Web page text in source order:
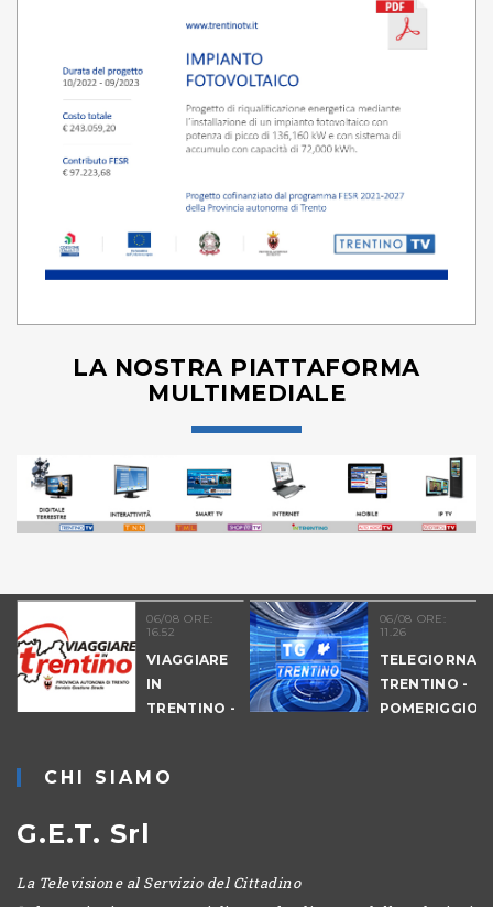
LA NOSTRA PIATTAFORMA
MULTIMEDIALE
06/08 ORE:
16.52
VIAGGIARE
IN
TRENTINO -
06/08 ORE:
11.26
TRENTINO -
POMERIGGIO
CHI SIAMO
G.E.T. Srl
La Televisione al Servizio del Cittadino